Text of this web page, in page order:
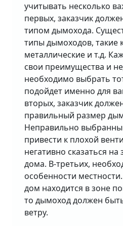
учитывать несколько
первых, заказчик
типом дымохода.
типы дымоходов, такие
металлические и т.д.
свои преимущества и
необходимо выбрать
подойдет именно для
вторых, заказчик
правильный размер
Неправильно
привести к плохой
негативно сказаться
дома. В-третьих,
особенности
дом находится в зоне
то дымоход должен
ветру.